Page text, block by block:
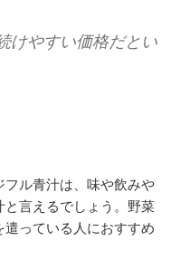
けやすい価格だとい
ル青汁は、味や飲みや
言えるでしょう。野菜
っている人におすすめ